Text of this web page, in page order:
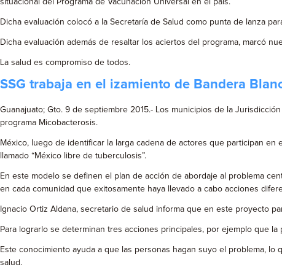
situacional del Programa de Vacunación Universal en el país.
Dicha evaluación colocó a la Secretaría de Salud como punta de lanza
Dicha evaluación además de resaltar los aciertos del programa, marcó
La salud es compromiso de todos.
SSG trabaja en el izamiento de Bandera
Guanajuato; Gto. 9 de septiembre 2015.- Los municipios de la
programa Micobacterosis.
México, luego de identificar la larga cadena de actores que participan
llamado “México libre de tuberculosis”.
En este modelo se definen el plan de acción de abordaje al problema
en cada comunidad que exitosamente haya llevado a cabo acciones
Ignacio Ortiz Aldana, secretario de salud informa que en este proyecto
Para lograrlo se determinan tres acciones principales, por ejemplo que
Este conocimiento ayuda a que las personas hagan suyo el problema,
salud.